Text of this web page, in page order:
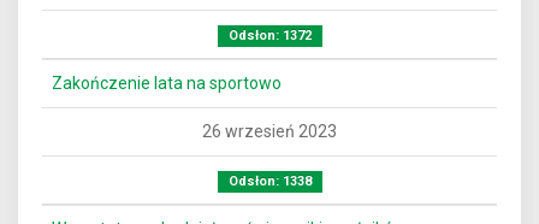
Odsłon: 1372
Zakończenie lata na sportowo
26 wrzesień 2023
Odsłon: 1338